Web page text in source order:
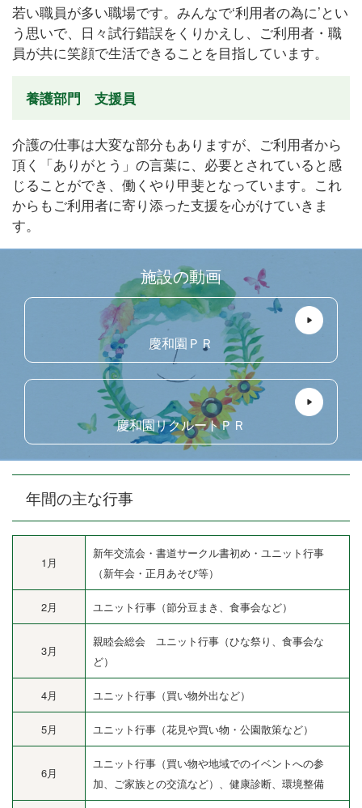
若い職員が多い職場です。みんなで‘利用者の為に’とい
う思いで、日々試行錯誤をくりかえし、ご利用者・職
員が共に笑顔で生活できることを目指しています。
養護部門 支援員
介護の仕事は大変な部分もありますが、ご利用者から
頂く「ありがとう」の言葉に、必要とされていると感
じることができ、働くやり甲斐となっています。これ
からもご利用者に寄り添った支援を心がけていきま
す。
施設の動画
慶和園ＰＲ
慶和園リクルートＰＲ
年間の主な行事
1月
新年交流会・書道サークル書初め・ユニット行事
（新年会・正月あそび等）
2月 ユニット行事（節分豆まき、食事会など）
3月
親睦会総会 ユニット行事（ひな祭り、食事会な
ど）
4月 ユニット行事（買い物外出など）
5月 ユニット行事（花見や買い物・公園散策など）
6月
ユニット行事（買い物や地域でのイベントへの参
加、ご家族との交流など）、健康診断、環境整備